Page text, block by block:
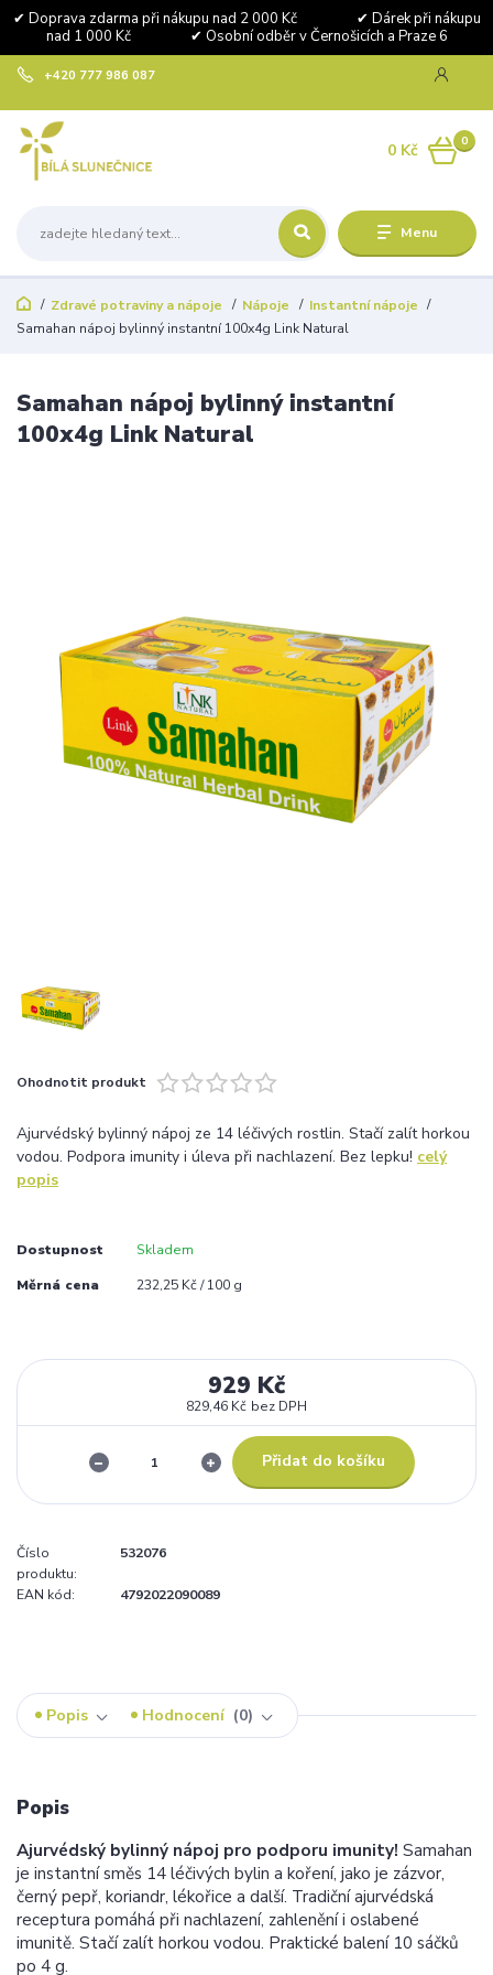
✔ Doprava zdarma při nákupu nad 2 000 Kč ✔ Dárek při nákupu
nad 1 000 Kč ✔ Osobní odběr v Černošicích a Praze 6
Menu
+420 777 986 087
0
0 Kč
Zdravé potraviny a nápoje Nápoje
Instantní nápoje
Samahan nápoj bylinný instantní 100x4g Link Natural
Samahan nápoj bylinný instantní
100x4g Link Natural
Ohodnotit produkt
Ajurvédský bylinný nápoj ze 14 léčivých rostlin. Stačí zalít horkou
vodou. Podpora imunity i úleva při nachlazení. Bez lepku! celý
popis
Dostupnost Skladem
Měrná cena 232,25 Kč / 100 g
929 Kč
829,46 Kč bez DPH
Přidat do košíku
Číslo
produktu:
532076
EAN kód: 4792022090089
Popis Hodnocení 0
Popis
Ajurvédský bylinný nápoj pro podporu imunity! Samahan
je instantní směs 14 léčivých bylin a koření, jako je zázvor,
černý pepř, koriandr, lékořice a další. Tradiční ajurvédská
receptura pomáhá při nachlazení, zahlenění i oslabené
imunitě. Stačí zalít horkou vodou. Praktické balení 10 sáčků
po 4 g.